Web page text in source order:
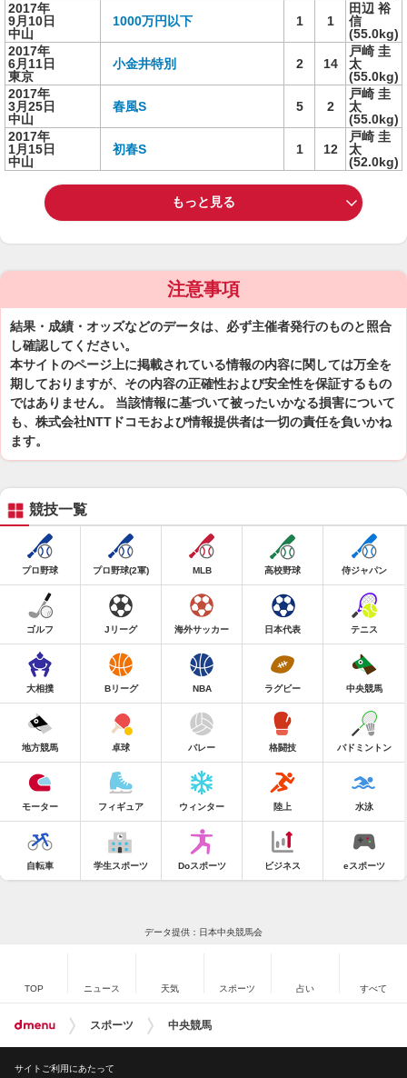
2017年
9月10日
中山
1000万円以下 1 1
田辺 裕
信
(55.0kg)
2017年
6月11日
東京
小金井特別 2 14
戸崎 圭
太
(55.0kg)
2017年
3月25日
中山
春風S 5 2
戸崎 圭
太
(55.0kg)
2017年
1月15日
中山
初春S 1 12
戸崎 圭
太
(52.0kg)
もっと見る
注意事項
結果・成績・オッズなどのデータは、必ず主催者発行のものと照合
し確認してください。
本サイトのページ上に掲載されている情報の内容に関しては万全を
期しておりますが、その内容の正確性および安全性を保証するもの
ではありません。 当該情報に基づいて被ったいかなる損害について
も、株式会社NTTドコモおよび情報提供者は一切の責任を負いかね
ます。
競技一覧
プロ野球 プロ野球(2軍) MLB 高校野球 侍ジャパン
ゴルフ Jリーグ 海外サッカー 日本代表 テニス
大相撲 Bリーグ NBA ラグビー 中央競馬
地方競馬 卓球 バレー 格闘技 バドミントン
モーター フィギュア ウィンター 陸上 水泳
自転車 学生スポーツ Doスポーツ ビジネス eスポーツ
データ提供：日本中央競馬会
TOP ニュース 天気 スポーツ 占い すべて
スポーツ 中央競馬
サイトご利用にあたって